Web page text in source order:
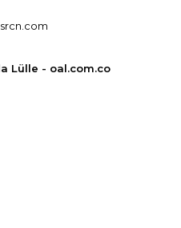
Lülle - oal.com.co